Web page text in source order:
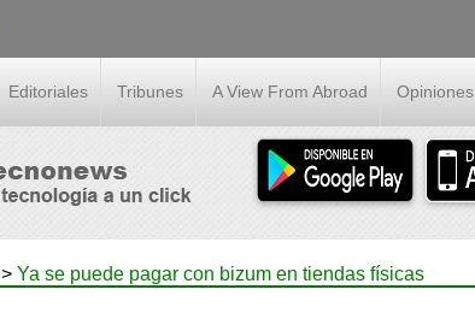
Editoriales Tribunes A View From Abroad Opiniones
> Ya se puede pagar con bizum en tiendas físicas